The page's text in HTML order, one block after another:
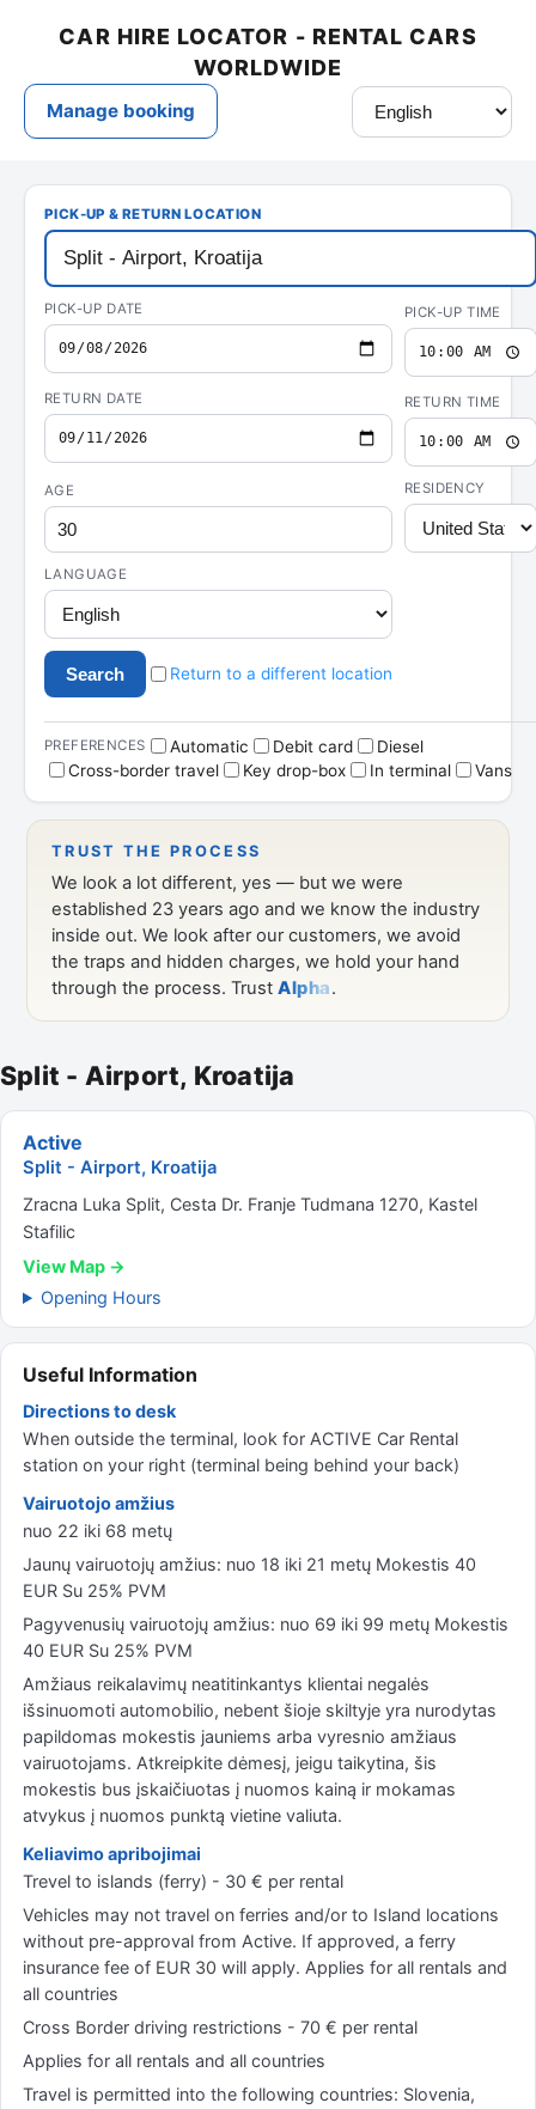
Split - Airport, Kroatija
Active
Split - Airport, Kroatija
Zracna Luka Split, Cesta Dr. Franje Tudmana 1270, Kastel
Stafilic
View Map →
Opening Hours
Useful Information
Directions to desk
When outside the terminal, look for ACTIVE Car Rental
station on your right (terminal being behind your back)
Vairuotojo amžius
nuo 22 iki 68 metų
Jaunų vairuotojų amžius: nuo 18 iki 21 metų Mokestis 40
EUR Su 25% PVM
Pagyvenusių vairuotojų amžius: nuo 69 iki 99 metų Mokestis
40 EUR Su 25% PVM
Amžiaus reikalavimų neatitinkantys klientai negalės
išsinuomoti automobilio, nebent šioje skiltyje yra nurodytas
papildomas mokestis jauniems arba vyresnio amžiaus
vairuotojams. Atkreipkite dėmesį, jeigu taikytina, šis
mokestis bus įskaičiuotas į nuomos kainą ir mokamas
atvykus į nuomos punktą vietine valiuta.
Keliavimo apribojimai
Trevel to islands (ferry) - 30 € per rental
Vehicles may not travel on ferries and/or to Island locations
without pre-approval from Active. If approved, a ferry
insurance fee of EUR 30 will apply. Applies for all rentals and
all countries
Cross Border driving restrictions - 70 € per rental
Applies for all rentals and all countries
Travel is permitted into the following countries: Slovenia,